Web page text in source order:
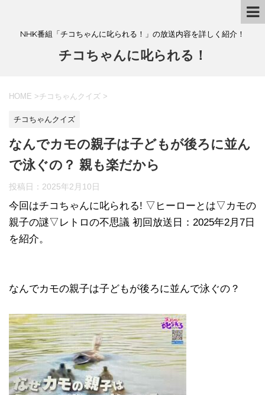
NHK番組「チコちゃんに叱られる！」の放送内容を詳しく紹介！
チコちゃんに叱られる！
HOME >チコちゃんクイズ >
チコちゃんクイズ
なんでカモの親子は子どもが後ろに並ん
で泳ぐの？ 親も楽だから
投稿日： 2025年2月10日
今回はチコちゃんに叱られる! ▽ヒーローとは▽カモの
親子の謎▽レトロの不思議 初回放送日：2025年2月7日
を紹介。
なんでカモの親子は子どもが後ろに並んで泳ぐの？